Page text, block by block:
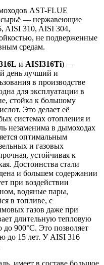
AST-FLUE
сырьё — нержавеющие
AISI 310, AISI 304,
не подверженные
средам.
и AISI316Ti) —
день лучший и
в производстве
для эксплуатации в
стойка к большому
Это делает её
системах отопления и
незаменима в дымоходах
оптимальным
и газовых
устойчивая к
Достоинства стали
и большем содержании
при воздействии
водяные пары,
в топливе, с
газов даже при
длительную тепловую
до 900°С. Это позволяет
до 15 лет. У AISI 316
имеет в составе большое